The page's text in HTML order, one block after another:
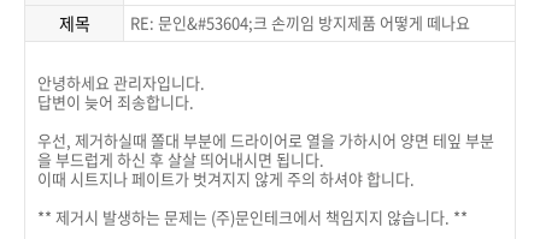
제목 RE: 문인&#53604;크 손끼임 방지제품 어떻게 떼나요
안녕하세요 관리자입니다.
답변이 늦어 죄송합니다.
우선, 제거하실때 쫄대 부분에 드라이어로 열을 가하시어 양면 테잎 부분
을 부드럽게 하신 후 살살 띄어내시면 됩니다.
이때 시트지나 페이트가 벗겨지지 않게 주의 하셔야 합니다.
** 제거시 발생하는 문제는 (주)문인테크에서 책임지지 않습니다. **